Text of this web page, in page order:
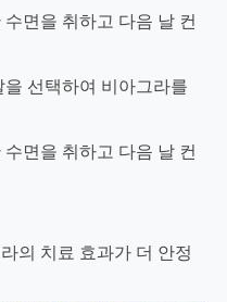
면을 취하고 다음 날 컨
선택하여 비아그라를
면을 취하고 다음 날 컨
의 치료 효과가 더 안정